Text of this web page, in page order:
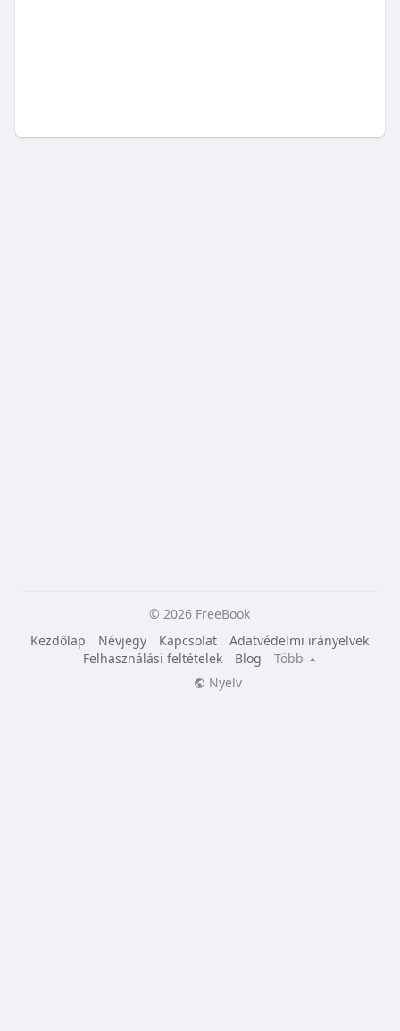
© 2026 FreeBook
Kezdőlap
Névjegy Kapcsolat
Adatvédelmi irányelvek
Felhasználási feltételek
Blog
Több
Nyelv